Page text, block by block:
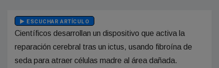
ESCUCHAR ARTÍCULO
Científicos desarrollan un dispositivo que activa la
reparación cerebral tras un ictus, usando fibroína de
seda para atraer células madre al área dañada.